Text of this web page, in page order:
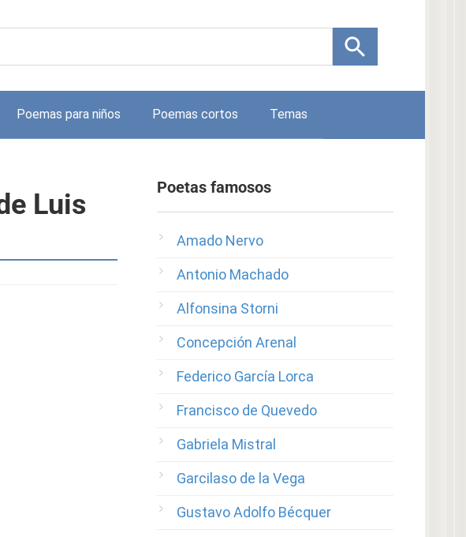
Poemas para niños Poemas cortos Temas
Luis
Poetas famosos
Amado Nervo
Antonio Machado
Alfonsina Storni
Concepción Arenal
Federico García Lorca
Francisco de Quevedo
Gabriela Mistral
Garcilaso de la Vega
Gustavo Adolfo Bécquer